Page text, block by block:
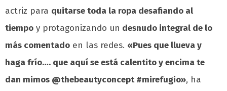
actriz para quitarse toda la ropa desafiando al
tiempo y protagonizando un desnudo integral de lo
más comentado en las redes. «Pues que llueva y
haga frío…. que aquí se está calentito y encima te
dan mimos @thebeautyconcept #mirefugio», ha